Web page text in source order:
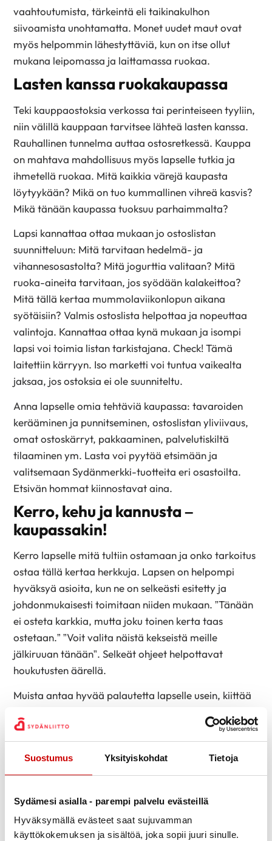
Suostumus Yksityiskohdat Tietoja
Sydämesi asialla - parempi palvelu evästeillä
Hyväksymällä evästeet saat sujuvamman
käyttökokemuksen ja sisältöä, joka sopii juuri sinulle.
vaahtoutumista, tärkeintä eli taikinakulhon
siivoamista unohtamatta. Monet uudet maut ovat
myös helpommin lähestyttäviä, kun on itse ollut
mukana leipomassa ja laittamassa ruokaa.
Lasten kanssa ruokakaupassa
Teki kauppaostoksia verkossa tai perinteiseen tyyliin,
niin välillä kauppaan tarvitsee lähteä lasten kanssa.
Rauhallinen tunnelma auttaa ostosretkessä. Kauppa
on mahtava mahdollisuus myös lapselle tutkia ja
ihmetellä ruokaa. Mitä kaikkia värejä kaupasta
löytyykään? Mikä on tuo kummallinen vihreä kasvis?
Mikä tänään kaupassa tuoksuu parhaimmalta?
Lapsi kannattaa ottaa mukaan jo ostoslistan
suunnitteluun: Mitä tarvitaan hedelmä- ja
vihannesosastolta? Mitä jogurttia valitaan? Mitä
ruoka-aineita tarvitaan, jos syödään kalakeittoa?
Mitä tällä kertaa mummolaviikonlopun aikana
syötäisiin? Valmis ostoslista helpottaa ja nopeuttaa
valintoja. Kannattaa ottaa kynä mukaan ja isompi
lapsi voi toimia listan tarkistajana. Check! Tämä
laitettiin kärryyn. Iso marketti voi tuntua vaikealta
jaksaa, jos ostoksia ei ole suunniteltu.
Anna lapselle omia tehtäviä kaupassa: tavaroiden
kerääminen ja punnitseminen, ostoslistan yliviivaus,
omat ostoskärryt, pakkaaminen, palvelutiskiltä
tilaaminen ym. Lasta voi pyytää etsimään ja
valitsemaan Sydänmerkki-tuotteita eri osastoilta.
Etsivän hommat kiinnostavat aina.
Kerro, kehu ja kannusta –
kaupassakin!
Kerro lapselle mitä tultiin ostamaan ja onko tarkoitus
ostaa tällä kertaa herkkuja. Lapsen on helpompi
hyväksyä asioita, kun ne on selkeästi esitetty ja
johdonmukaisesti toimitaan niiden mukaan. ”Tänään
ei osteta karkkia, mutta joku toinen kerta taas
ostetaan.” ”Voit valita näistä kekseistä meille
jälkiruuan tänään”. Selkeät ohjeet helpottavat
houkutusten äärellä.
Muista antaa hyvää palautetta lapselle usein, kiittää
kestoa: ”Nyt on jo puolet ostoksista löydetty, ja sinä
olet hieno apulainen.” Ja lopuksi kiitos tottakai:
”Kylläpä jaksoit hienosti tänään kauppareissun! Sinun
kanssasi on tosi kiva käydä kaupassa.” Myös
että olit kovin väsynyt päivästä ja silti yritit hienosti
jaksaa tämän kauppareissun. Se ei ole helppo juttu.”